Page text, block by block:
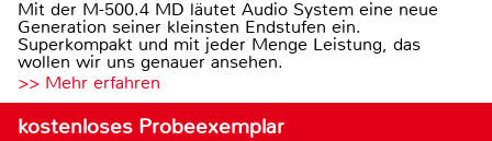
Mit der M-500.4 MD läutet Audio System eine neue
Generation seiner kleinsten Endstufen ein.
Superkompakt und mit jeder Menge Leistung, das
wollen wir uns genauer ansehen.
>> Mehr erfahren
kostenloses Probeexemplar